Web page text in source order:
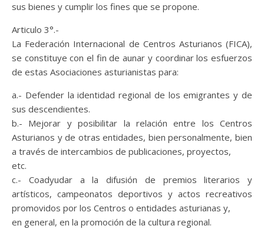
sus bienes y cumplir los fines que se propone.
Articulo 3°.-
La Federación Internacional de Centros Asturianos (FICA),
se constituye con el fin de aunar y coordinar los esfuerzos
de estas Asociaciones asturianistas para:
a.- Defender la identidad regional de los emigrantes y de
sus descendientes.
b.- Mejorar y posibilitar la relación entre los Centros
Asturianos y de otras entidades, bien personalmente, bien
a través de intercambios de publicaciones, proyectos,
etc.
c.- Coadyudar a la difusión de premios literarios y
artísticos, campeonatos deportivos y actos recreativos
promovidos por los Centros o entidades asturianas y,
en general, en la promoción de la cultura regional.